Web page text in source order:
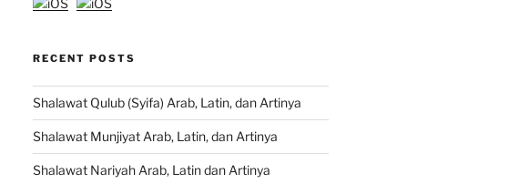
RECENT POSTS
Shalawat Qulub (Syifa) Arab, Latin, dan Artinya
Shalawat Munjiyat Arab, Latin, dan Artinya
Shalawat Nariyah Arab, Latin dan Artinya